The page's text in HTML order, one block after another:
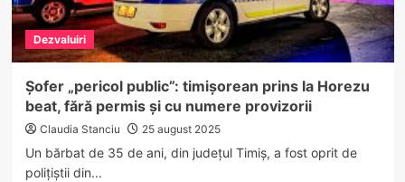
Dezvaluiri
Șofer „pericol public”: timișorean prins la Horezu
beat, fără permis și cu numere provizorii
Claudia Stanciu 25 august 2025
Un bărbat de 35 de ani, din județul Timiș, a fost oprit de
polițiștii din...